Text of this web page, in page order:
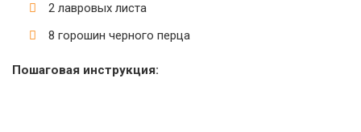
2 лавровых листа
8 горошин черного перца
Пошаговая инструкция: